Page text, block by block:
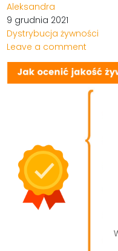
Aleksandra
9 grudnia 2021
Dystrybucja żywności
Leave a comment